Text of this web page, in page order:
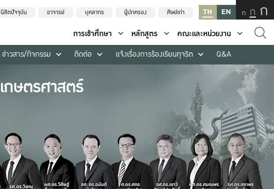
นิสิตปัจจุบัน อาจารย์ บุคลากร ผู้ปกครอง ศิษย์เก่า TH EN ก ก ก
การเข้าศึกษา หลักสูตร
คณะและหน่วยงาน
ข่าวสาร/กิจกรรม ติดต่อ แจ้งเรื่องการร้องเรียนทุจริต Q&A